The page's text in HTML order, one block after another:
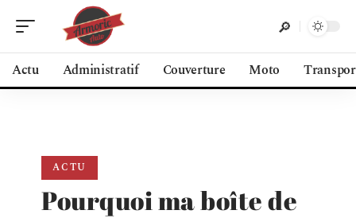
Actu Administratif Couverture Moto
ACTU
Pourquoi ma boîte de